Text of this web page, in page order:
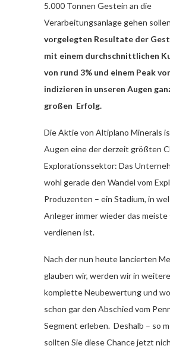
5.000 Tonnen Gestein an die
Verarbeitungsanlage gehen
vorgelegten Resultate der
mit einem durchschnittlichen
von rund 3% und einem Peak
indizieren in unseren Augen
großen Erfolg.
Die Aktie von Altiplano Minerals
Augen eine der derzeit größten
Explorationssektor: Das
wohl gerade den Wandel vom
Produzenten – ein Stadium, in
Anleger immer wieder das meiste
verdienen ist.
Nach der nun heute lancierten
glauben wir, werden wir in
komplette Neubewertung und
schon gar den Abschied vom
Segment erleben. Deshalb – so
sollten Sie diese Chance jetzt